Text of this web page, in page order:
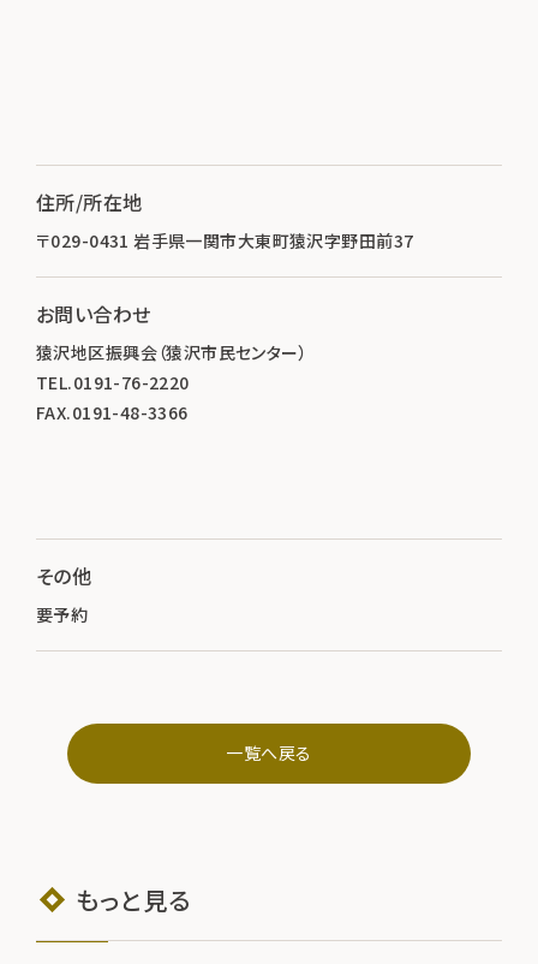
住所/所在地
〒029-0431 岩手県一関市大東町猿沢字野田前37
お問い合わせ
猿沢地区振興会（猿沢市民センター）
TEL.0191-76-2220
FAX.0191-48-3366
その他
要予約
一覧へ戻る
もっと見る